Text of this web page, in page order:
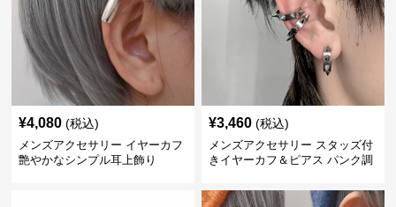
¥4,080 (税込)
メンズアクセサリー イヤーカフ
艶やかなシンプル耳上飾り
¥3,460 (税込)
メンズアクセサリー スタッズ付
きイヤーカフ＆ピアス パンク調